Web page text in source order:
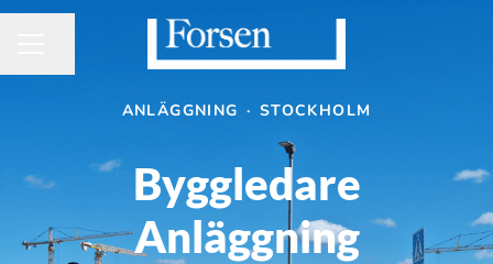
ANLÄGGNING · STOCKHOLM
Byggledare
Anläggning